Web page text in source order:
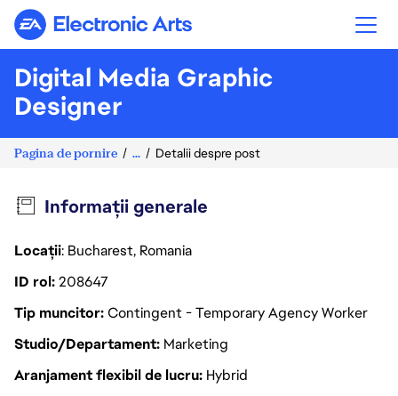
Electronic Arts
Digital Media Graphic
Designer
Pagina de pornire ... Detalii despre post
Informații generale
Locații: Bucharest, Romania
ID rol208647
Tip muncitorContingent - Temporary Agency Worker
Studio/Departament Marketing
Aranjament flexibil de lucru Hybrid